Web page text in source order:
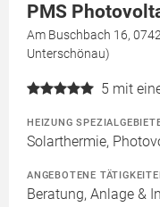
PMS
Am Buschbach 16,
Unterschönau)
5 mit
HEIZUNG
Solarthermie,
ANGEBOTENE
Beratung, Anlage &